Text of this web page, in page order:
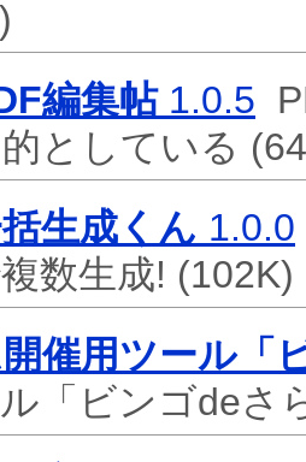
編集帖1.0.5
としている
生成くん 1.0.0
数生成! (102K)
催用ツール「
「ビンゴdeさ